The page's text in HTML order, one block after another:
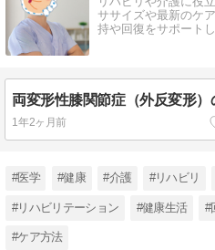
ササイズや最新のケ
持や回復をサポートし
1年2ヶ月前
#医学 #健康 #介護 #リハビリ
#リハビリテーション #健康生活 #
#ケア方法